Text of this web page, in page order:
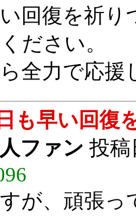
回復を祈
ださい。
全力で応援
も早い回復
ファン 投稿
が、頑張っ